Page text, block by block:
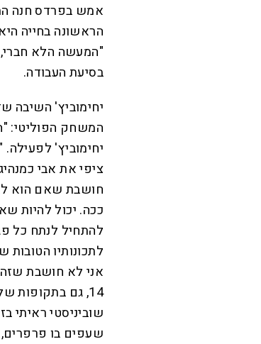
אמש בפרדס חנה
הראשונה בחייה
"המעשה הלא חברי,
בסיעת העבודה.
יחימוביץ' השיבה
המשחק הפוליטי:
יחימוביץ'
ציפי את אבי
חושבת שאם הוא
ככה. יכול להיות
להתחיל לנתח כל
לתכונותיו
אני לא חושבת שזה
14, גם בתקופות
שוביניסטי ראיתי
שעפים בו פרפרים,